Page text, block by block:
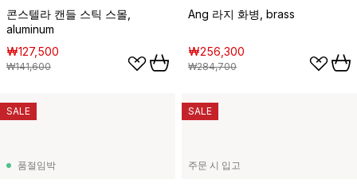
콘스텔라 캔들 스틱 스몰,
aluminum
₩127,500
₩141,600
Ang 라지 화병, brass
₩256,300
₩284,700
품절임박
SALE
주문 시 입고
SALE